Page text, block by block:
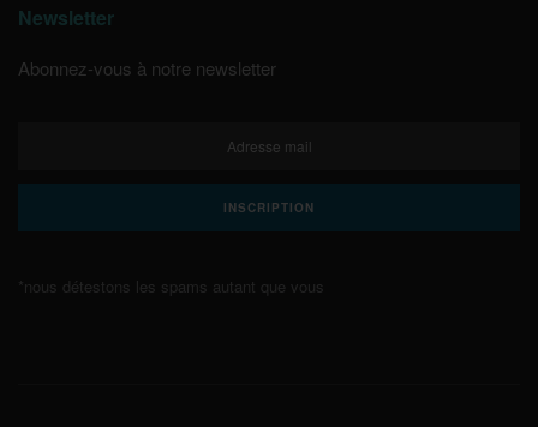
Newsletter
Abonnez-vous à notre newsletter
*nous détestons les spams autant que vous